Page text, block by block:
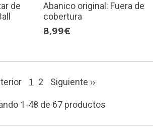
de
Abanico original: Fuera de
cobertura
8,99€
1 2 Siguiente ››
1-48 de 67 productos